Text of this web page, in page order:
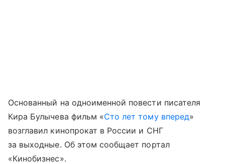
Основанный на одноименной повести писателя
Кира Булычева фильм «Сто лет тому вперед»
возглавил кинопрокат в России и СНГ
за выходные. Об этом сообщает портал
«Кинобизнес».